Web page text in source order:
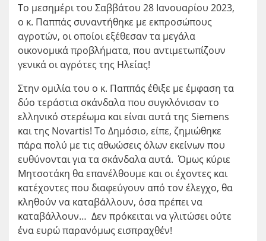
Το μεσημέρι του Σαββάτου 28 Ιανουαρίου 2023,
ο κ. Παππάς συναντήθηκε με εκπροσώπους
αγροτών, οι οποίοι εξέθεσαν τα μεγάλα
οικονομικά προβλήματα, που αντιμετωπίζουν
γενικά οι αγρότες της Ηλείας!
Στην ομιλία του ο κ. Παππάς έθιξε με έμφαση τα
δύο τεράστια σκάνδαλα που συγκλόνισαν το
ελληνικό στερέωμα και είναι αυτά της Siemens
και της Novartis! Το Δημόσιο, είπε, ζημιώθηκε
πάρα πολύ με τις αθωώσεις όλων εκείνων που
ευθύνονται για τα σκάνδαλα αυτά. Όμως κύριε
Μητσοτάκη θα επανέλθουμε και οι έχοντες και
κατέχοντες που διαφεύγουν από τον έλεγχο, θα
κληθούν να καταβάλλουν, όσα πρέπει να
καταβάλλουν… Δεν πρόκειται να γλιτώσει ούτε
ένα ευρώ παρανόμως εισπραχθέν!